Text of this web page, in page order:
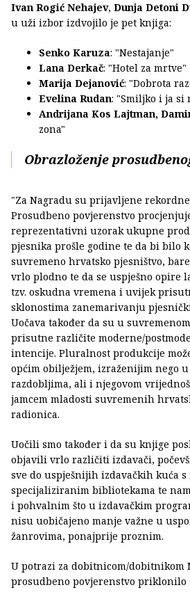
Ivan Rogić Nehajev, Dunja Detoni
u uži izbor izdvojilo je pet knjiga:
Senko Karuza: "Nestajanje"
Lana Derkač: "Hotel za mrtve"
Marija Dejanović: "Dobrota
Evelina Rudan: "Smiljko i ja si
Andrijana Kos Lajtman,
zona"
Obrazloženje
"Za Nagradu su prijavljene
Prosudbeno povjerenstvo
reprezentativni uzorak ukupne
pjesnika prošle godine te da bi bilo
suvremeno hrvatsko pjesništvo,
vrlo plodno te da se uspješno opire
tzv. oskudna vremena i uvijek
sklonostima zanemarivanju
Uočava također da su u
prisutne različite moderne/
intencije. Pluralnost produkcije
općim obilježjem, izraženijim nego
razdobljima, ali i njegovom
jamcem mladosti suvremenih
radionica.
Uočili smo također i da su knjige
objavili vrlo različiti izdavači,
sve do uspješnijih izdavačkih kuća
specijaliziranim bibliotekama te
i pohvalnim što u izdavačkim
nisu uobičajeno manje važne u
žanrovima, ponajprije proznim.
U potrazi za dobitnicom/dobitnikom
prosudbeno povjerenstvo priklonilo